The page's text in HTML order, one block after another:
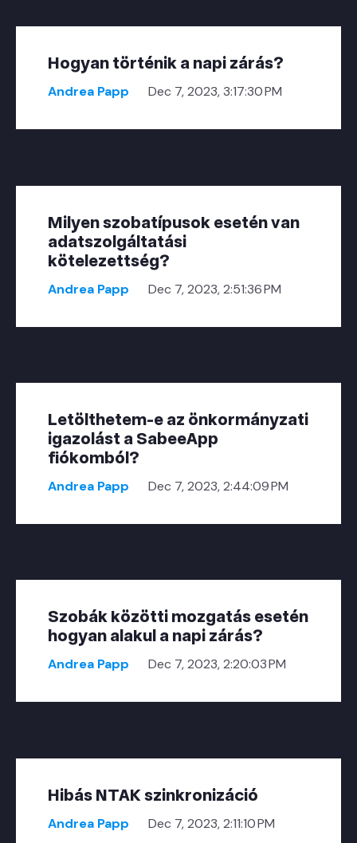
Hogyan történik a napi zárás?
Andrea Papp Dec 7, 2023, 3:17:30 PM
Milyen szobatípusok esetén van
adatszolgáltatási
kötelezettség?
Andrea Papp Dec 7, 2023, 2:51:36 PM
Letölthetem-e az önkormányzati
igazolást a SabeeApp
fiókomból?
Andrea Papp Dec 7, 2023, 2:44:09 PM
Szobák közötti mozgatás esetén
hogyan alakul a napi zárás?
Andrea Papp Dec 7, 2023, 2:20:03 PM
Hibás NTAK szinkronizáció
Andrea Papp Dec 7, 2023, 2:11:10 PM